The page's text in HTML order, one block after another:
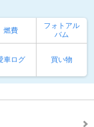
燃費
フォトアル
バム
車ログ 買い物